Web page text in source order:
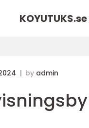
KOYUTUKS.se
by admin